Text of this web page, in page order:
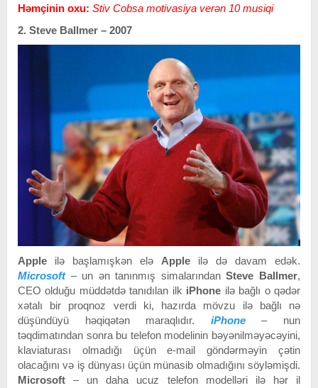
Həmçinin oxu: Stiv Cobsa motivasiya verən 10 musiqi
2. Steve Ballmer – 2007
Apple ilə başlamışkən elə Apple ilə də davam edək.
Microsoft – un ən tanınmış simalarındanSteve Ballmer,
CEO olduğu müddətdə tanıdılan ilk iPhone ilə bağlı o qədər
xətalı bir proqnoz verdi ki, hazırda mövzu ilə bağlı nə
düşündüyü həqiqətən maraqlıdır. iPhone
– nun
təqdimatından sonra bu telefon modelinin bəyənilməyəcəyini,
klaviaturası olmadığı üçün e-mail göndərməyin çətin
olacağını və iş dünyası üçün münasib olmadığını söyləmişdi.
Microsoft – un daha ucuz telefon modelləri ilə hər il